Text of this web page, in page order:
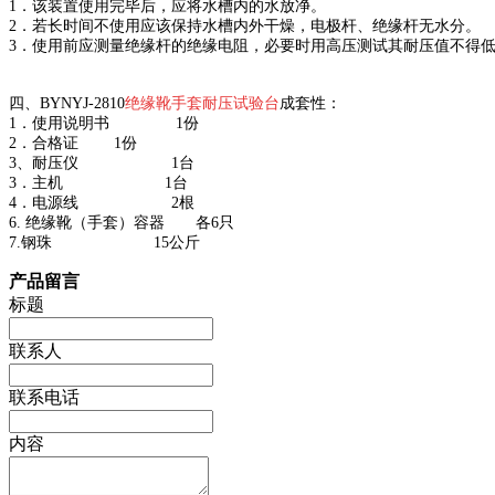
1．该装置使用完毕后，应将水槽内的水放净。
2．若长时间不使用应该保持水槽内外干燥，电极杆、绝缘杆无水分。
3．使用前应测量绝缘杆的绝缘电阻，必要时用高压测试其耐压值不
四、 BYNYJ-2810绝缘靴手套耐压试验台成套性：
1．使用说明书 1份
2．合格证 1份
3、耐压仪 1台
3．主机 1台
4．电源线 2根
6. 绝缘靴（手套）容器 各6只
7.钢珠 15公斤
产品留言
标题
联系人
联系电话
内容